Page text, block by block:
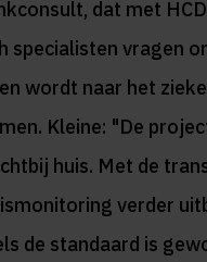
dat met
specialisten vragen
wordt naar het
Kleine: "De
huis. Met de
verder
de standaard is